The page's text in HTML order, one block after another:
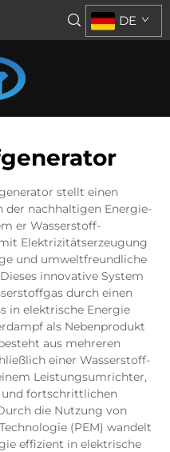
DE
stellt einen
nachhaltigen Energie-
er Wasserstoff-
Elektrizitätserzeugung
und umweltfreundliche
innovative System
durch einen
in elektrische Energie
als Nebenprodukt
aus mehreren
einer Wasserstoff-
Leistungsumrichter,
fortschrittlichen
die Nutzung von
(PEM) wandelt
effizient in elektrische